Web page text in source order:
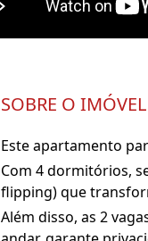
SOBRE O IMÓVEL
Este apartamento
Com 4 dormitórios,
flipping) que
Além disso, as 2